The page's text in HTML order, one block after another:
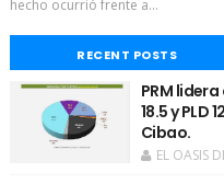
hecho ocurrió frente a...
RECENT POSTS
PRM
18.5 y PLD
Cibao.
EL OASIS